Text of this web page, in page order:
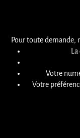
Pour toute demande,
La
Votre
Votre